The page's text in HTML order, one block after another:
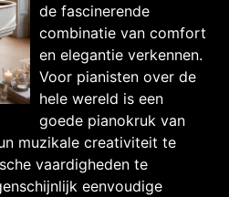
de fascinerende
combinatie van comfort
en elegantie verkennen.
Voor pianisten over de
hele wereld is een
goede pianokruk van
muzikale creativiteit te
vaardigheden te
eenvoudige